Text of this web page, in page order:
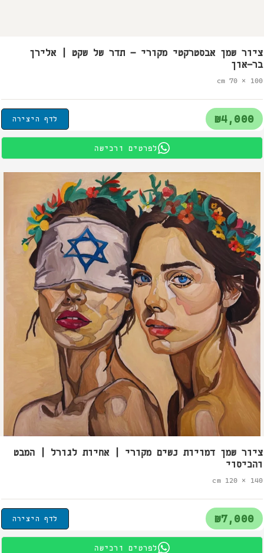
ציור שמן אבסטרקטי מקורי – תדר של שקט | אלירן
בר-און
100 × 70 cm
₪4,000 לדף היצירה
לפרטים ורכישה
ציור שמן דמויות נשים מקורי | אחיות לגורל | המבט
והכיסוי
140 × 120 cm
₪7,000 לדף היצירה
לפרטים ורכישה